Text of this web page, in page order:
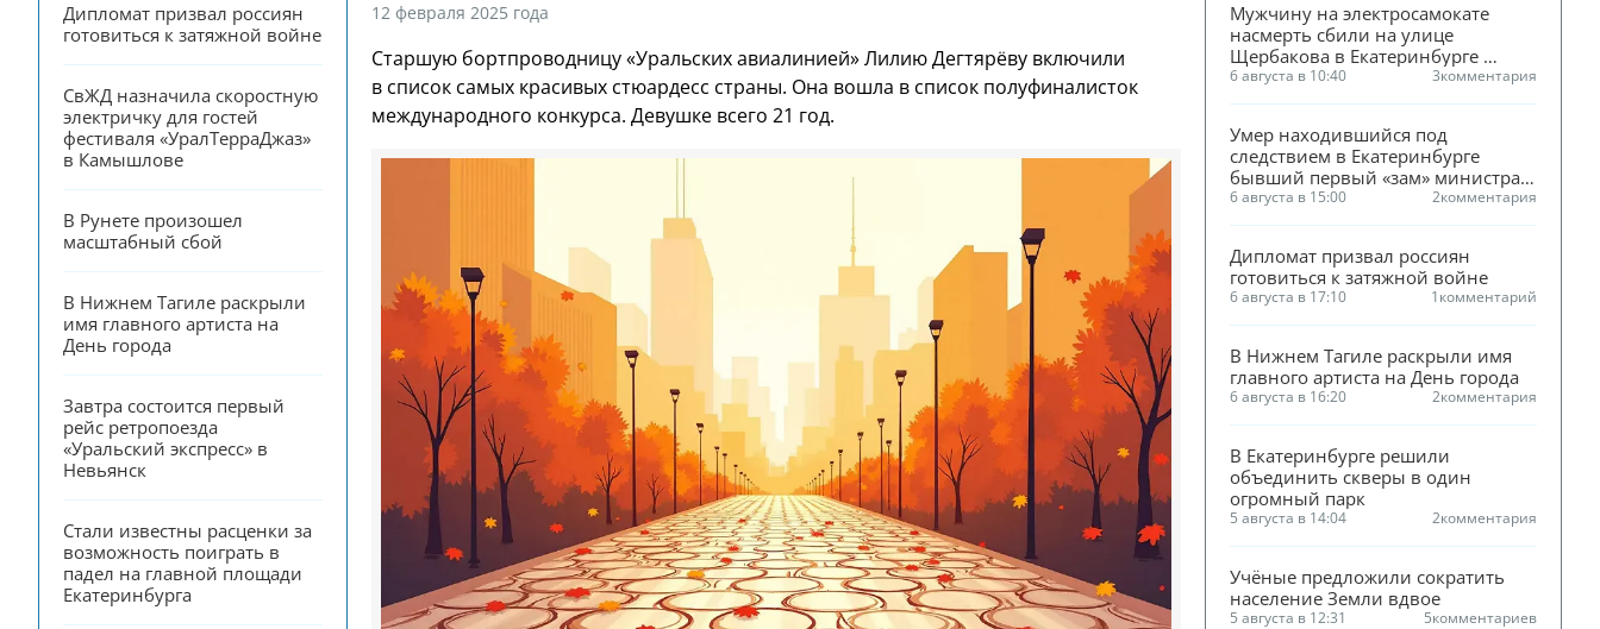
Дипломат призвал россиян
готовиться к затяжной войне
СвЖД назначила скоростную
электричку для гостей
фестиваля «УралТерраДжаз»
в Камышлове
В Рунете произошел
масштабный сбой
В Нижнем Тагиле раскрыли
имя главного артиста на
День города
Завтра состоится первый
рейс ретропоезда
«Уральский экспресс» в
Невьянск
Стали известны расценки за
возможность поиграть в
падел на главной площади
Екатеринбурга
12 февраля 2025 года
Старшую бортпроводницу «Уральских авиалинией» Лилию Дегтярёву включили
в список самых красивых стюардесс страны. Она вошла в список полуфиналисток
международного конкурса. Девушке всего 21 год.
Мужчину на электросамокате
насмерть сбили на улице
Щербакова в Екатеринбурге
(ФОТО)
6 августа в 10:40 3комментария
Умер находившийся под
следствием в Екатеринбурге
бывший первый «зам» министра
ЖКХ Смирнова
6 августа в 15:00 2комментария
Дипломат призвал россиян
готовиться к затяжной войне
6 августа в 17:10 1комментарий
В Нижнем Тагиле раскрыли имя
главного артиста на День города
6 августа в 16:20 2комментария
В Екатеринбурге решили
объединить скверы в один
огромный парк
5 августа в 14:04 2комментария
Учёные предложили сократить
население Земли вдвое
5 августа в 12:31 5комментариев